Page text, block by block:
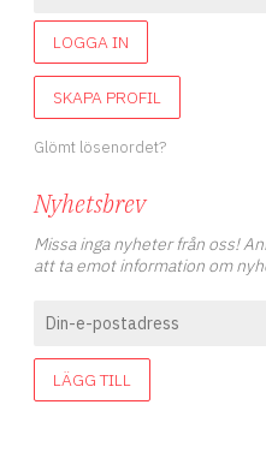
LOGGA IN
SKAPA PROFIL
Glömt lösenordet?
Nyhetsbrev
Missa inga nyheter från oss!
att ta emot information om
LÄGG TILL